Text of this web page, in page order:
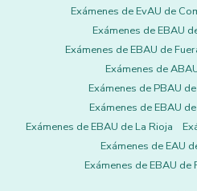
Exámenes de EvAU de
Exámenes de EBAU
Exámenes de EBAU de
Exámenes de
Exámenes de PBAU
Exámenes de EBAU
Exámenes de EBAU de La Rioja
Exámenes de EAU
Exámenes de EBAU de